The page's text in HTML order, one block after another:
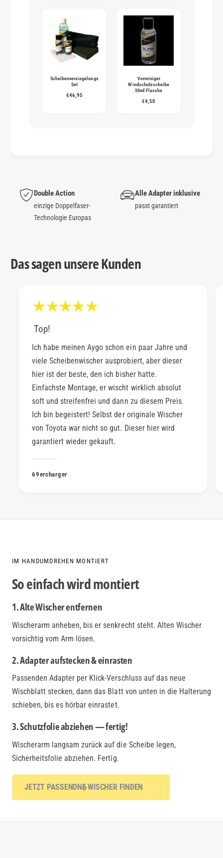
Scheibenversiegelungs
Set
€46,95
Vorreiniger
Windschutzscheibe
50ml Flasche
€4,50
Double Action
einzige Doppelfaser-
Technologie Europas
Alle Adapter inklusive
passt garantiert
Das sagen unsere Kunden
Top!
Ich habe meinen Aygo schon ein paar Jahre und
viele Scheibenwischer ausprobiert, aber dieser
hier ist der beste, den ich bisher hatte.
Einfachste Montage, er wischt wirklich absolut
soft und streifenfrei und dann zu diesem Preis.
Ich bin begeistert! Selbst der originale Wischer
von Toyota war nicht so gut. Dieser hier wird
garantiert wieder gekauft.
69ercharger
IM HANDUMDREHEN MONTIERT
So einfach wird montiert
1. Alte Wischer entfernen
Wischerarm anheben, bis er senkrecht steht. Alten Wischer
vorsichtig vom Arm lösen.
2. Adapter aufstecken & einrasten
Passenden Adapter per Klick-Verschluss auf das neue
Wischblatt stecken, dann das Blatt von unten in die Halterung
schieben, bis es hörbar einrastet.
3. Schutzfolie abziehen — fertig!
Wischerarm langsam zurück auf die Scheibe legen,
Sicherheitsfolie abziehen. Fertig.
JETZT PASSENDNE WISCHER FINDEN